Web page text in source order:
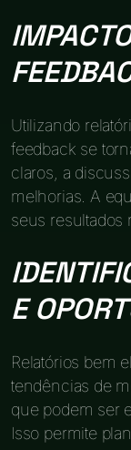
Utilizando
feedback se
claros, a
melhorias. A
seus resultados
E
Relatórios bem
tendências de
que podem ser
Isso permite